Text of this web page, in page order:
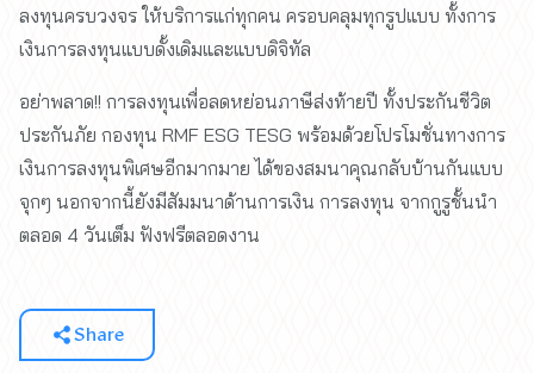
ลงทุนครบวงจร ให้บริการแก่ทุกคน ครอบคลุมทุกรูปแบบ ทั้งการ
เงินการลงทุนแบบดั้งเดิมและแบบดิจิทัล
อย่าพลาด!! การลงทุนเพื่อลดหย่อนภาษีส่งท้ายปี ทั้งประกันชีวิต
ประกันภัย กองทุน RMF ESG TESG พร้อมด้วยโปรโมชั่นทางการ
เงินการลงทุนพิเศษอีกมากมาย ได้ของสมนาคุณกลับบ้านกันแบบ
จุกๆ นอกจากนี้ยังมีสัมมนาด้านการเงิน การลงทุน จากกูรูชั้นนำ
ตลอด 4 วันเต็ม ฟังฟรีตลอดงาน
Share